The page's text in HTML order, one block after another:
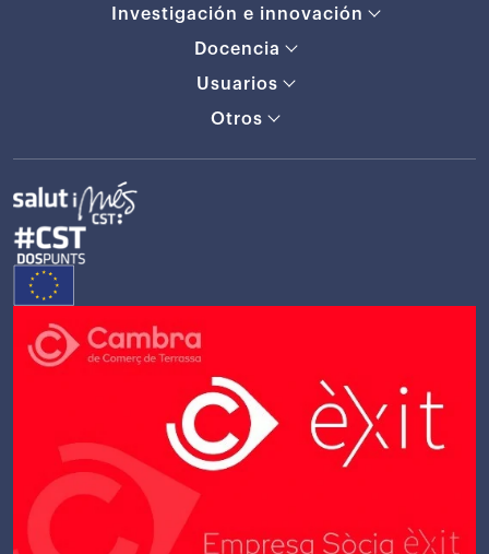
Investigación e innovación
Docencia
Usuarios
Otros